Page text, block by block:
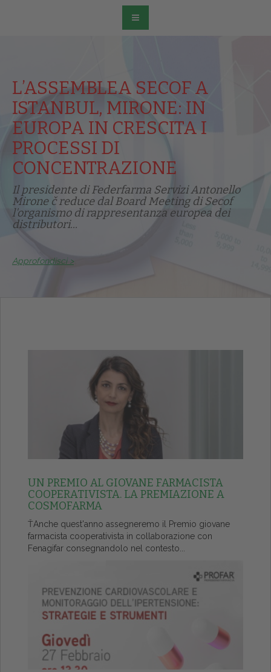
L’ASSEMBLEA SECOF A
ISTANBUL, MIRONE: IN
EUROPA IN CRESCITA I
PROCESSI DI
CONCENTRAZIONE
Il presidente di Federfarma Servizi Antonello
Mirone č reduce dal Board Meeting di Secof
l'organismo di rappresentanza europea dei
distributori...
Approfondisci >
UN PREMIO AL GIOVANE FARMACISTA
COOPERATIVISTA. LA PREMIAZIONE A
COSMOFARMA
ŤAnche quest'anno assegneremo il Premio giovane
farmacista cooperativista in collaborazione con
Fenagifar consegnandolo nel contesto...